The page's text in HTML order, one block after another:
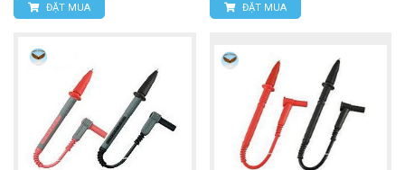
ĐẶT MUA ĐẶT MUA